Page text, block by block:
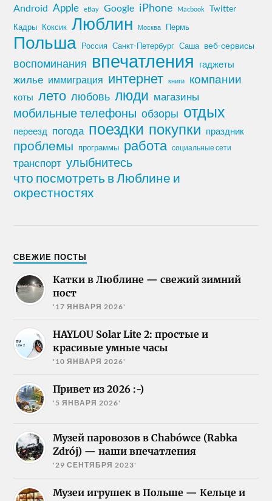
Android Apple eBay Google iPhone Macbook Twitter
Кадры Коксик Люблин Москва Пермь
Польша Россия Санкт-Петербург Саша веб-сервисы
воспоминания впечатления гаджеты
жилье иммиграция интернет книги компании
коты лето любовь люди магазины
мобильные телефоны обзоры отдых
переезд погода поездки покупки праздник
проблемы программы работа социальные сети
транспорт улыбнитесь
что посмотреть в Люблине и
окрестностях
СВЕЖИЕ ПОСТЫ
Катки в Люблине — свежий зимний
пост
'17 ЯНВАРЯ 2026'
HAYLOU Solar Lite 2: простые и
красивые умные часы
'10 ЯНВАРЯ 2026'
Привет из 2026 :-)
'5 ЯНВАРЯ 2026'
Музей паровозов в Chabówce (Rabka
Zdrój) — наши впечатления
'29 СЕНТЯБРЯ 2023'
Музеи игрушек в Польше — Кельце и